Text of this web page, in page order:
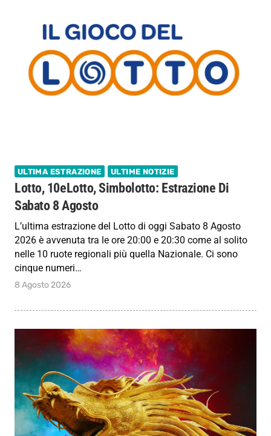
ULTIMA ESTRAZIONE ULTIME NOTIZIE
Lotto, 10eLotto, Simbolotto: Estrazione Di
Sabato 8 Agosto
L’ultima estrazione del Lotto di oggi Sabato 8 Agosto
2026 è avvenuta tra le ore 20:00 e 20:30 come al solito
nelle 10 ruote regionali più quella Nazionale. Ci sono
cinque numeri…
8 Agosto 2026